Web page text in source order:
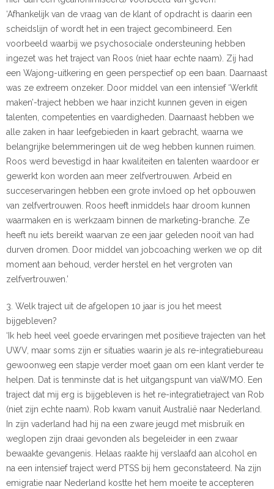
‘Afhankelijk van de vraag van de klant of opdracht is daarin een
scheidslijn of wordt het in een traject gecombineerd. Een
voorbeeld waarbij we psychosociale ondersteuning hebben
ingezet was het traject van Roos (niet haar echte naam). Zij had
een Wajong-uitkering en geen perspectief op een baan. Daarnaast
was ze extreem onzeker. Door middel van een intensief ‘Werkfit
maken’-traject hebben we haar inzicht kunnen geven in eigen
talenten, competenties en vaardigheden. Daarnaast hebben we
alle zaken in haar leefgebieden in kaart gebracht, waarna we
belangrijke belemmeringen uit de weg hebben kunnen ruimen.
Roos werd bevestigd in haar kwaliteiten en talenten waardoor er
gewerkt kon worden aan meer zelfvertrouwen. Arbeid en
succeservaringen hebben een grote invloed op het opbouwen
van zelfvertrouwen. Roos heeft inmiddels haar droom kunnen
waarmaken en is werkzaam binnen de marketing-branche. Ze
heeft nu iets bereikt waarvan ze een jaar geleden nooit van had
durven dromen. Door middel van jobcoaching werken we op dit
moment aan behoud, verder herstel en het vergroten van
zelfvertrouwen.’
3. Welk traject uit de afgelopen 10 jaar is jou het meest
bijgebleven?
‘Ik heb heel veel goede ervaringen met positieve trajecten van het
UWV, maar soms zijn er situaties waarin je als re-integratiebureau
gewoonweg een stapje verder moet gaan om een klant verder te
helpen. Dat is tenminste dat is het uitgangspunt van viaWMO. Een
traject dat mij erg is bijgebleven is het re-integratietraject van Rob
(niet zijn echte naam). Rob kwam vanuit Australië naar Nederland.
In zijn vaderland had hij na een zware jeugd met misbruik en
weglopen zijn draai gevonden als begeleider in een zwaar
bewaakte gevangenis. Helaas raakte hij verslaafd aan alcohol en
na een intensief traject werd PTSS bij hem geconstateerd. Na zijn
emigratie naar Nederland kostte het hem moeite te accepteren